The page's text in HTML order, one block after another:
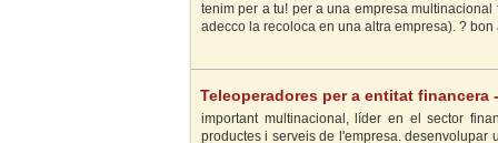
tenim per a tu! per a una empresa
adecco la recoloca en una altra empresa). ?
Teleoperadores per a entitat
important multinacional, líder en el sector
productes i serveis de l'empresa. desenvolupar